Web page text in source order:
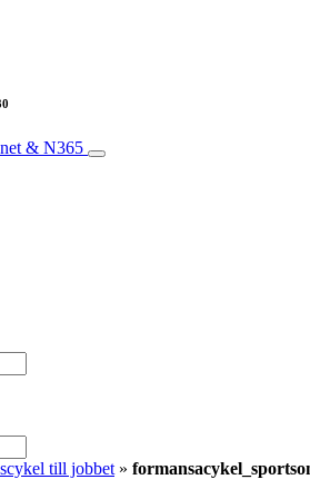
& N365
till jobbet »